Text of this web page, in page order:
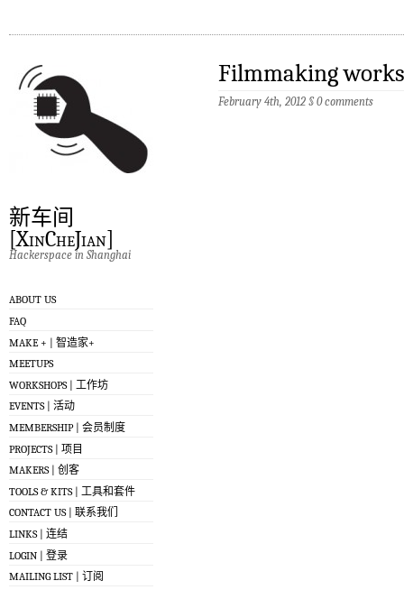
新车间
[XinCheJian]
Hackerspace in Shanghai
ABOUT US
FAQ
MAKE + | 智造家+
MEETUPS
WORKSHOPS | 工作坊
EVENTS | 活动
MEMBERSHIP | 会员制度
PROJECTS | 项目
MAKERS | 创客
TOOLS & KITS | 工具和套件
CONTACT US | 联系我们
LINKS | 连结
LOGIN | 登录
MAILING LIST | 订阅
Filmmaking
February 4th, 2012 §0 comments